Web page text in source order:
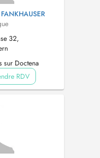
32,
sur Doctena
RDV